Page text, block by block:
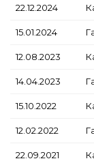
22.12.2024
15.01.2024
12.08.2023
14.04.2023
15.10.2022
12.02.2022
22.09.2021